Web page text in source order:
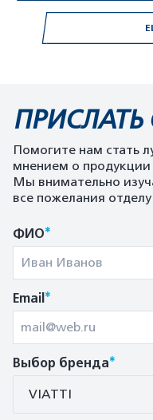
ПРИСЛАТЬ
Помогите нам стать
мнением о продукции
Мы внимательно
все пожелания отделу
ФИО*
Email*
Выбор бренда*
VIATTI